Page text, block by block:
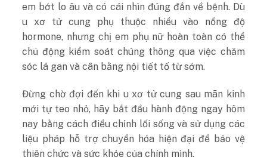
em bớt lo âu và có cái nhìn đúng đắn về bệnh. Dù
u xơ tử cung phụ thuộc nhiều vào nồng độ
hormone, nhưng chị em phụ nữ hoàn toàn có thể
chủ động kiểm soát chúng thông qua việc chăm
sóc lá gan và cân bằng nội tiết tố từ sớm.
Đừng chờ đợi đến khi u xơ tử cung sau mãn kinh
mới tự teo nhỏ, hãy bắt đầu hành động ngay hôm
nay bằng cách điều chỉnh lối sống và sử dụng các
liệu pháp hỗ trợ chuyển hóa hiện đại để bảo vệ
thiên chức và sức khỏe của chính mình.